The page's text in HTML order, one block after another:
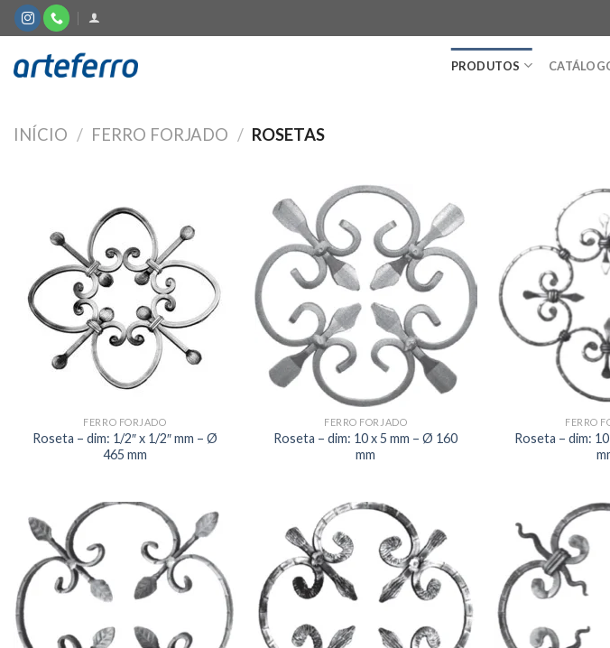
Skip
to
content
PRODUTOS
INÍCIO / FERRO FORJADO / ROSETAS
FERRO FORJADO
Roseta – dim: 1/2″ x 1/2″ mm – Ø
465 mm
FERRO FORJADO
Roseta – dim: 10 x 5 mm – Ø 160
mm
FERRO
Roseta – dim: